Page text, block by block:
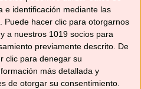
e identificación mediante las
Puede hacer clic para otorgarnos
a nuestros 1019 socios para
previamente descrito. De
clic para denegar su
más detallada y
de otorgar su consentimiento.